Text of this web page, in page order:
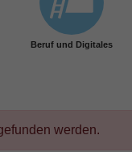
Beruf und Digitales
werden.